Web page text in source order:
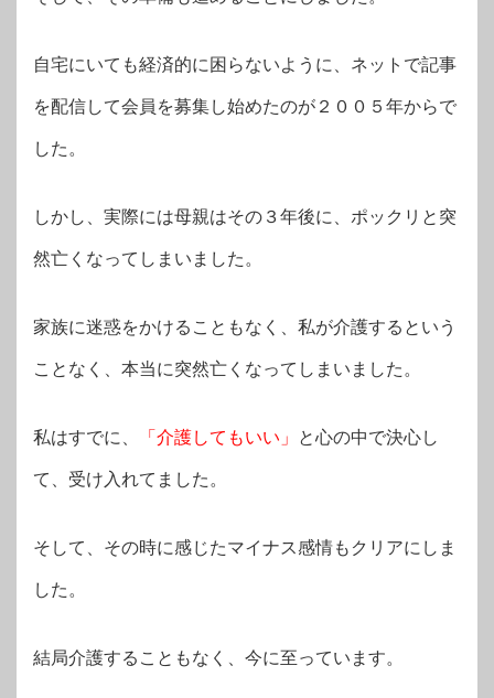
自宅にいても経済的に困らないように、ネットで記事
を配信して会員を募集し始めたのが２００５年からで
した。
しかし、実際には母親はその３年後に、ポックリと突
然亡くなってしまいました。
家族に迷惑をかけることもなく、私が介護するという
ことなく、本当に突然亡くなってしまいました。
私はすでに、 「介護してもいい」 と心の中で決心し
て、受け入れてました。
そして、その時に感じたマイナス感情もクリアにしま
した。
結局介護することもなく、今に至っています。